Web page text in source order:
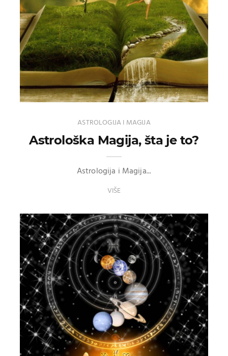
ASTROLOGIJA I MAGIJA
Astrološka Magija, šta je to?
Astrologija i Magija...
VIŠE